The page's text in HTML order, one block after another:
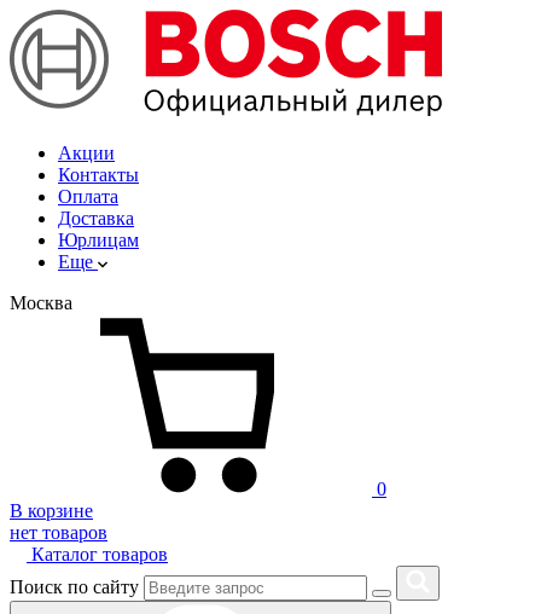
Акции
Контакты
Оплата
Доставка
Юрлицам
Еще
Москва
0
В корзине
нет товаров
Каталог товаров
Поиск по сайту